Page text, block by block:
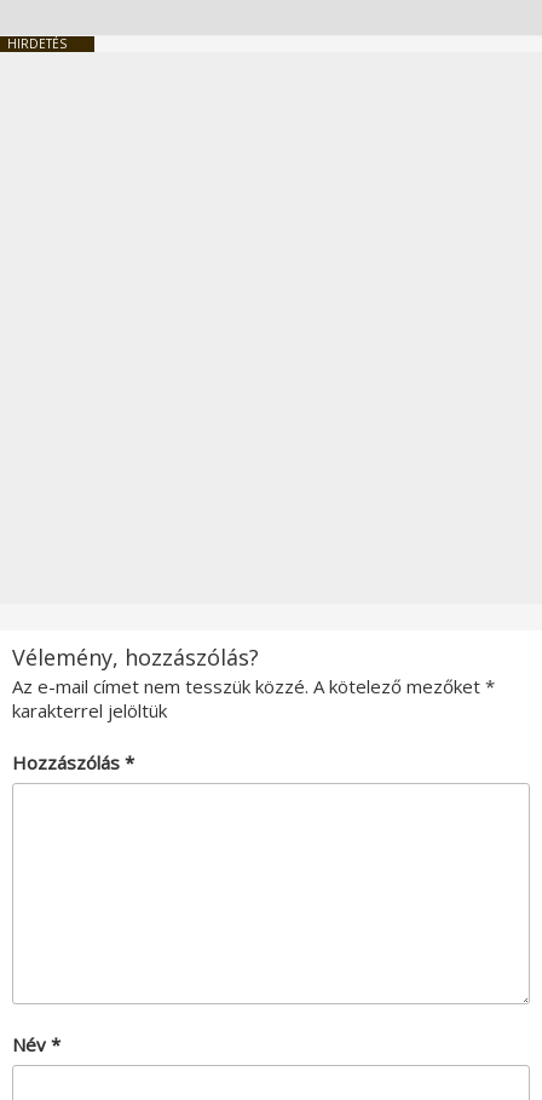
HIRDETÉS
Vélemény, hozzászólás?
Az e-mail címet nem tesszük közzé. A kötelező mezőket *
karakterrel jelöltük
Hozzászólás *
Név *